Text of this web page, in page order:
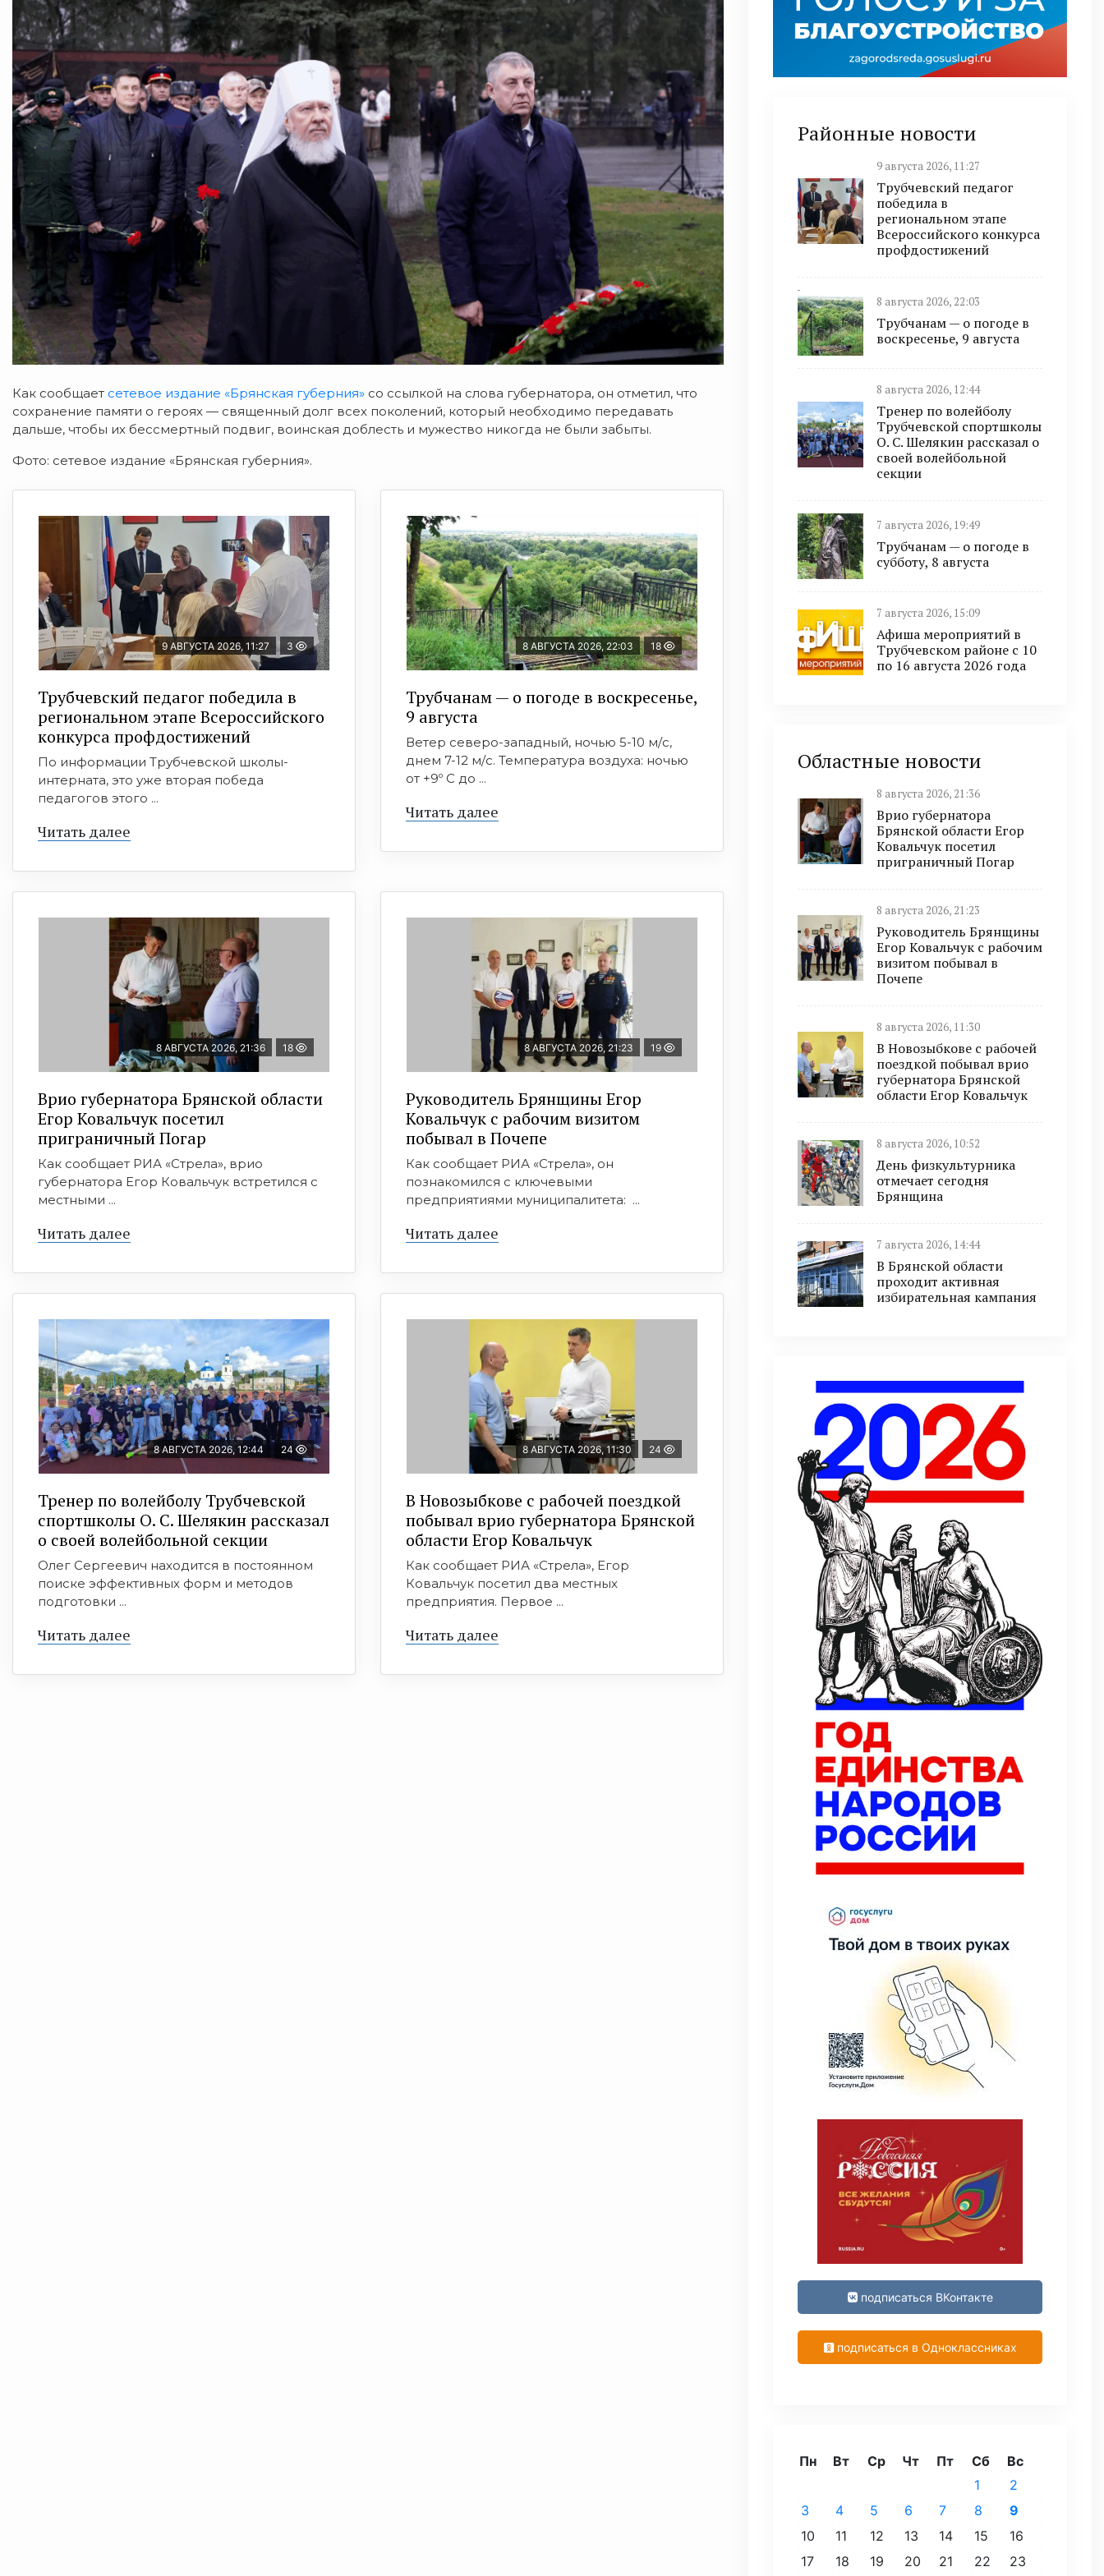
Как сообщает сетевое издание «Брянская губерния» со ссылкой на слова губернатора, он отметил, что
сохранение памяти о героях — священный долг всех поколений, который необходимо передавать
дальше, чтобы их бессмертный подвиг, воинская доблесть и мужество никогда не были забыты.
Фото: сетевое издание «Брянская губерния».
9 АВГУСТА 2026, 11:27 3
Трубчевский педагог победила в
региональном этапе Всероссийского
конкурса профдостижений
По информации Трубчевской школы-
интерната, это уже вторая победа
педагогов этого ...
Читать далее
8 АВГУСТА 2026, 22:03 18
Трубчанам — о погоде в воскресенье,
9 августа
Ветер северо-западный, ночью 5-10 м/с,
днем 7-12 м/с. Температура воздуха: ночью
от +9º C до ...
Читать далее
8 АВГУСТА 2026, 21:36 18
Врио губернатора Брянской области
Егор Ковальчук посетил
приграничный Погар
Как сообщает РИА «Стрела», врио
губернатора Егор Ковальчук встретился с
местными ...
Читать далее
8 АВГУСТА 2026, 21:23 19
Руководитель Брянщины Егор
Ковальчук с рабочим визитом
побывал в Почепе
Как сообщает РИА «Стрела», он
познакомился с ключевыми
предприятиями муниципалитета: ...
Читать далее
8 АВГУСТА 2026, 12:44 24
Тренер по волейболу Трубчевской
спортшколы О. С. Шелякин рассказал
о своей волейбольной секции
Олег Сергеевич находится в постоянном
поиске эффективных форм и методов
подготовки ...
Читать далее
8 АВГУСТА 2026, 11:30 24
В Новозыбкове с рабочей поездкой
побывал врио губернатора Брянской
области Егор Ковальчук
Как сообщает РИА «Стрела», Егор
Ковальчук посетил два местных
предприятия. Первое ...
Читать далее
Районные новости
9 августа 2026, 11:27
Трубчевский педагог
победила в
региональном этапе
Всероссийского конкурса
профдостижений
8 августа 2026, 22:03
Трубчанам — о погоде в
воскресенье, 9 августа
8 августа 2026, 12:44
Тренер по волейболу
Трубчевской спортшколы
О. С. Шелякин рассказал о
своей волейбольной
секции
7 августа 2026, 19:49
Трубчанам — о погоде в
субботу, 8 августа
7 августа 2026, 15:09
Афиша мероприятий в
Трубчевском районе с 10
по 16 августа 2026 года
Областные новости
8 августа 2026, 21:36
Врио губернатора
Брянской области Егор
Ковальчук посетил
приграничный Погар
8 августа 2026, 21:23
Руководитель Брянщины
Егор Ковальчук с рабочим
визитом побывал в
Почепе
8 августа 2026, 11:30
В Новозыбкове с рабочей
поездкой побывал врио
губернатора Брянской
области Егор Ковальчук
8 августа 2026, 10:52
День физкультурника
отмечает сегодня
Брянщина
7 августа 2026, 14:44
В Брянской области
проходит активная
избирательная кампания
подписаться ВКонтакте
подписаться в Одноклассниках
Пн Вт Ср Чт Пт Сб
Вс
1
2
3
4 5 6 7 8
9
10
11 12 13 14 15
16
17
18 19 20 21 22 23